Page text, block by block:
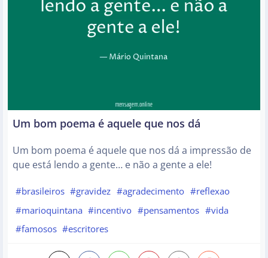
Um bom poema é aquele que nos dá
Um bom poema é aquele que nos dá a impressão de
que está lendo a gente… e não a gente a ele!
#brasileiros #gravidez #agradecimento #reflexao
#marioquintana #incentivo #pensamentos #vida
#famosos #escritores